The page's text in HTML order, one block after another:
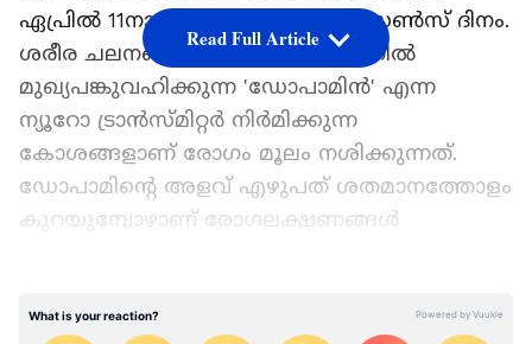
ഏപ്രിൽ 11നാണ് ലോക പാർക്കിൻസൺസ് ദിനം.
ശരീര ചലനങ്ങളെ നിയന്ത്രിക്കുന്നതില്‍
മുഖ്യപങ്കുവഹിക്കുന്ന 'ഡോപാമിന്‍' എന്ന
ന്യൂറോ ട്രാന്‍സ്മിറ്റര്‍ നിര്‍മിക്കുന്ന
കോശങ്ങളാണ് രോഗം മൂലം നശിക്കുന്നത്.
ഡോപാമിന്റെ അളവ് എഴുപത് ശതമാനത്തോളം
കുറയുമ്പോഴാണ് രോഗലക്ഷണങ്ങള്‍
ഇത് ബാധിക്കുക. രോഗം മൂർച്ഛിക്കുന്നതോടെ
Read Full Article